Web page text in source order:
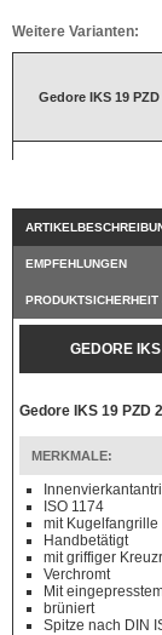
Weitere Varianten:
Gedore IKS 19
EMPFEHLUNGEN
GEDORE
Gedore IKS 19 PZD
MERKMALE:
ISO 1174
mit Kugelfangrille
Handbetätigt
mit griffiger
Verchromt
Mit
brüniert
Spitze nach DIN